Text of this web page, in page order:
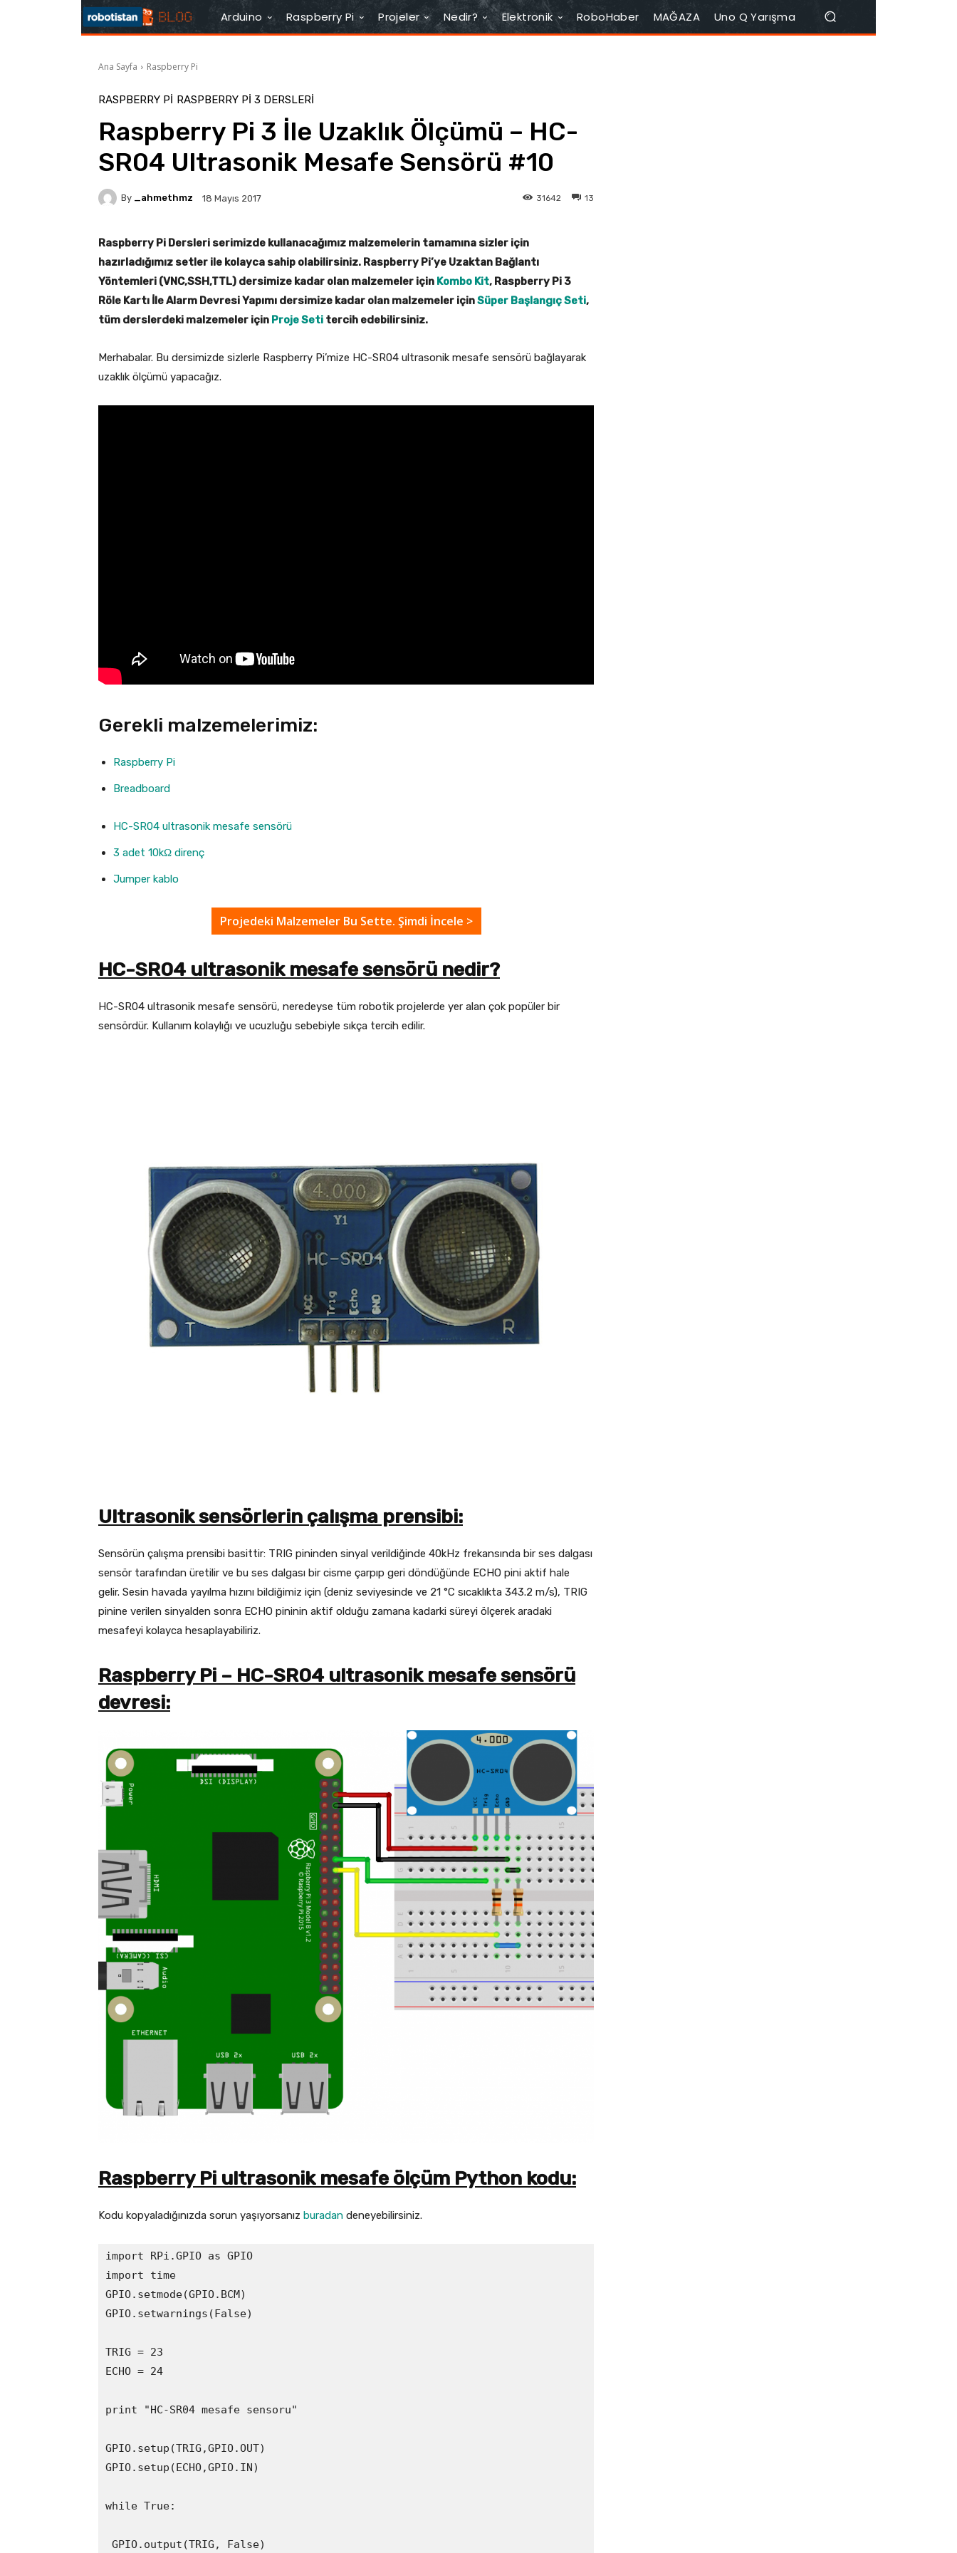
Arduino Raspberry Pi Projeler Nedir? Elektronik RoboHaber MAĞAZA Uno Q Yarışma
Ana Sayfa Raspberry Pi
RASPBERRY PI RASPBERRY PI 3 DERSLERI
Raspberry Pi 3 İle Uzaklık Ölçümü – HC-
SR04 Ultrasonik Mesafe Sensörü #10
By _ahmethmz 18 Mayıs 2017 13
31642
Raspberry Pi Dersleri serimizde kullanacağımız malzemelerin tamamına sizler için
hazırladığımız setler ile kolayca sahip olabilirsiniz. Raspberry Pi’ye Uzaktan Bağlantı
Yöntemleri (VNC,SSH,TTL) dersimize kadar olan malzemeler için Kombo Kit, Raspberry Pi 3
Röle Kartı İle Alarm Devresi Yapımı dersimize kadar olan malzemeler içinSüper Başlangıç Seti,
tüm derslerdeki malzemeler için Proje Seti tercih edebilirsiniz.
Merhabalar. Bu dersimizde sizlerle Raspberry Pi’mize HC-SR04 ultrasonik mesafe sensörü bağlayarak
uzaklık ölçümü yapacağız.
Gerekli malzemelerimiz:
Raspberry Pi
Breadboard
HC-SR04 ultrasonik mesafe sensörü
3 adet 10kΩ direnç
Jumper kablo
Projedeki Malzemeler Bu Sette. Şimdi İncele >
HC-SR04 ultrasonik mesafe sensörü nedir?
HC-SR04 ultrasonik mesafe sensörü, neredeyse tüm robotik projelerde yer alan çok popüler bir
sensördür. Kullanım kolaylığı ve ucuzluğu sebebiyle sıkça tercih edilir.
Ultrasonik sensörlerin çalışma prensibi:
Sensörün çalışma prensibi basittir: TRIG pininden sinyal verildiğinde 40kHz frekansında bir ses dalgası
sensör tarafından üretilir ve bu ses dalgası bir cisme çarpıp geri döndüğünde ECHO pini aktif hale
gelir. Sesin havada yayılma hızını bildiğimiz için (deniz seviyesinde ve 21 °C sıcaklıkta 343.2 m/s), TRIG
pinine verilen sinyalden sonra ECHO pininin aktif olduğu zamana kadarki süreyi ölçerek aradaki
mesafeyi kolayca hesaplayabiliriz.
Raspberry Pi – HC-SR04 ultrasonik mesafe sensörü
devresi:
Raspberry Pi ultrasonik mesafe ölçüm Python kodu:
Kodu kopyaladığınızda sorun yaşıyorsanız buradan deneyebilirsiniz.
import RPi.GPIO as GPIO
import time
GPIO.setmode(GPIO.BCM)
GPIO.setwarnings(False)
TRIG = 23
ECHO = 24
print "HC-SR04 mesafe sensoru"
GPIO.setup(TRIG,GPIO.OUT)
GPIO.setup(ECHO,GPIO.IN)
while True:
GPIO.output(TRIG, False)